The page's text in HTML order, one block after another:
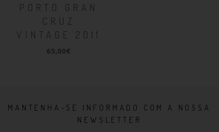
PORTO GRAN
CRUZ
VINTAGE 2011
65,00€
MANTENHA-SE INFORMADO COM A NOSSA
NEWSLETTER